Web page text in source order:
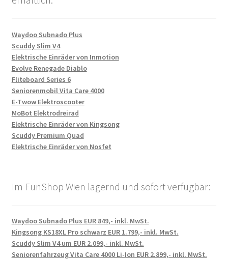
Waydoo Subnado Plus
Scuddy Slim V4
Elektrische Einräder von Inmotion
Evolve Renegade Diablo
Fliteboard Series 6
Seniorenmobil Vita Care 4000
E-Twow Elektroscooter
MoBot Elektrodreirad
Elektrische Einräder von Kingsong
Scuddy Premium Quad
Elektrische Einräder von Nosfet
Im FunShop Wien lagernd und sofort verfügbar:
Waydoo Subnado Plus EUR 849,- inkl. MwSt.
Kingsong KS18XL Pro schwarz EUR 1.799,- inkl. MwSt.
Scuddy Slim V4 um EUR 2.099,- inkl. MwSt.
Seniorenfahrzeug Vita Care 4000 Li-Ion EUR 2.899,- inkl. MwSt.